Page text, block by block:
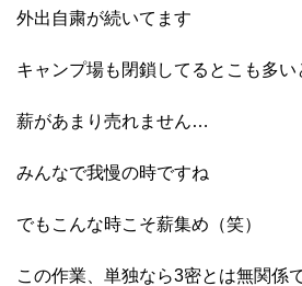
外出自粛が続いてます
キャンプ場も閉鎖してるとこも多い
薪があまり売れません…
みんなで我慢の時ですね
でもこんな時こそ薪集め（笑）
この作業、単独なら3密とは無関係